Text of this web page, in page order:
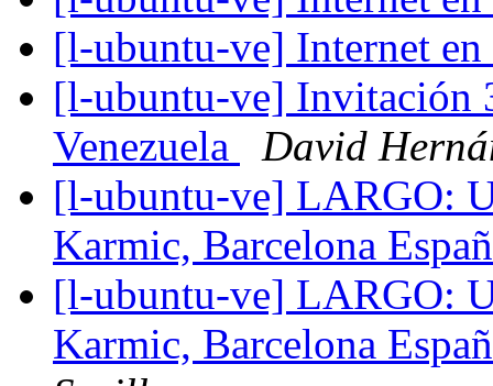
[l-ubuntu-ve] Internet
[l-ubuntu-ve] Invitación
Venezuela
David
[l-ubuntu-ve] LARGO:
Karmic, Barcelona
[l-ubuntu-ve] LARGO:
Karmic, Barcelona